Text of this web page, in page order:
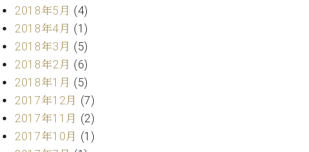
W.
ホ
フ
マ
ン
ト
ラ
デ
ィ
技
術
営
セ
ン
タ
ー
2018年5月 (4)
2018年4月 (1)
2018年3月 (5)
2018年2月 (6)
2018年1月 (5)
2017年12月 (7)
2017年11月 (2)
2017年10月 (1)